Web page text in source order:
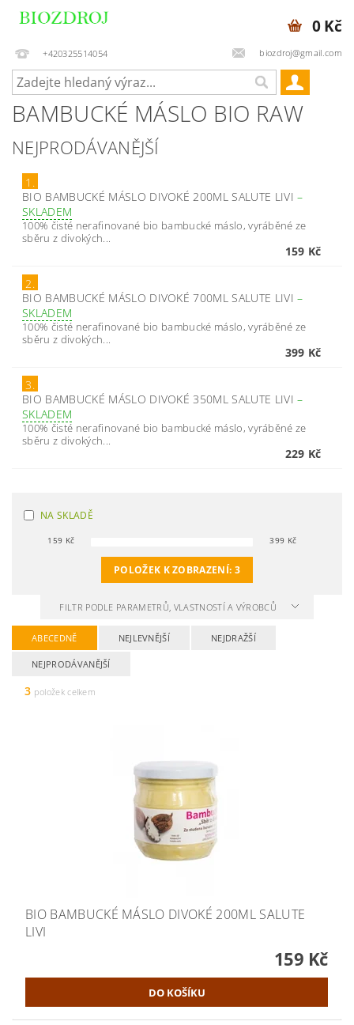
+420325514054 biozdroj@gmail.com
0 Kč
BAMBUCKÉ MÁSLO BIO RAW
NEJPRODÁVANĚJŠÍ
1.
BIO BAMBUCKÉ MÁSLO DIVOKÉ 200ML SALUTE LIVI–
SKLADEM
100% čisté nerafinované bio bambucké máslo, vyráběné ze
sběru z divokých...
159 Kč
2.
BIO BAMBUCKÉ MÁSLO DIVOKÉ 700ML SALUTE LIVI–
SKLADEM
100% čisté nerafinované bio bambucké máslo, vyráběné ze
sběru z divokých...
399 Kč
3.
BIO BAMBUCKÉ MÁSLO DIVOKÉ 350ML SALUTE LIVI–
SKLADEM
100% čisté nerafinované bio bambucké máslo, vyráběné ze
sběru z divokých...
229 Kč
NA SKLADĚ
159 Kč 399 Kč
POLOŽEK K ZOBRAZENÍ: 3
FILTR PODLE PARAMETRŮ, VLASTNOSTÍ A VÝROBCŮ
ABECEDNĚ NEJLEVNĚJŠÍ NEJDRAŽŠÍ
NEJPRODÁVANĚJŠÍ
3 položek celkem
BIO BAMBUCKÉ MÁSLO DIVOKÉ 200ML SALUTE
LIVI
159 Kč